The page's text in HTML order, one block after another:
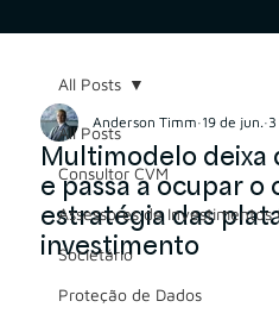
All Posts
Consultor CVM
Assessores de Investimentos
Societário
Proteção de Dados
All Posts
Multimodelo deixa
e passa a ocupar o
estratégia das
investimento
Anderson Timm 19 de jun.